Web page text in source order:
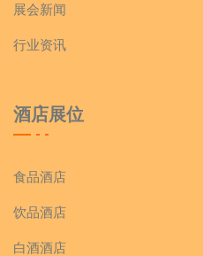
展会新闻
行业资讯
酒店展位
食品酒店
饮品酒店
白酒酒店